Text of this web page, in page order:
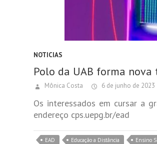
NOTICIAS
Polo da UAB forma
Mônica Costa 6 de junho de 2023
Os interessados em cursar a
endereço cps.uepg.br/ead
EAD Educação a Distância Ensino